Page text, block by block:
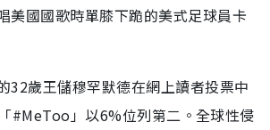
美國國歌時單膝下跪的美式足球員卡
32歲王儲穆罕默德在網上讀者投票中
#MeToo」以6%位列第二。全球性侵